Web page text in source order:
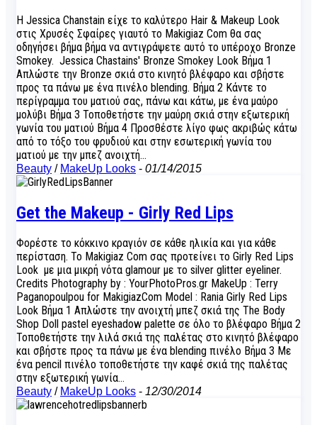
Η Jessica Chanstain είχε το καλύτερο Hair & Makeup Look
στις Χρυσές Σφαίρες γιαυτό το Makigiaz Com θα σας
οδηγήσει βήμα βήμα να αντιγράψετε αυτό το υπέροχο Bronze
Smokey. Jessica Chastains' Bronze Smokey Look Βήμα 1
Απλώστε την Bronze σκιά στο κινητό βλέφαρο και σβήστε
προς τα πάνω με ένα πινέλο blending. Βήμα 2 Κάντε το
περίγραμμα του ματιού σας, πάνω και κάτω, με ένα μαύρο
μολύβι Βήμα 3 Τοποθετήστε την μαύρη σκιά στην εξωτερική
γωνία του ματιού Βήμα 4 Προσθέστε λίγο φως ακριβώς κάτω
από το τόξο του φρυδιού και στην εσωτερική γωνία του
ματιού με την μπεζ ανοιχτή…
Beauty / MakeUp Looks - 01/14/2015
Get the Makeup - Girly Red Lips
Φορέστε το κόκκινο κραγιόν σε κάθε ηλικία και για κάθε
περίσταση. Το Makigiaz Com σας προτείνει το Girly Red Lips
Look με μια μικρή νότα glamour με το silver glitter eyeliner.
Credits Photography by : YourPhotoPros.gr MakeUp : Terry
Paganopoulpou for MakigiazCom Model : Rania Girly Red Lips
Look Βήμα 1 Απλώστε την ανοιχτή μπεζ σκιά της The Body
Shop Doll pastel eyeshadow palette σε όλο το βλέφαρο Βήμα 2
Τοποθετήστε την λιλά σκιά της παλέτας στο κινητό βλέφαρο
και σβήστε προς τα πάνω με ένα blending πινέλο Βήμα 3 Με
ένα pencil πινέλο τοποθετήστε την καφέ σκιά της παλέτας
στην εξωτερική γωνία…
Beauty / MakeUp Looks - 12/30/2014